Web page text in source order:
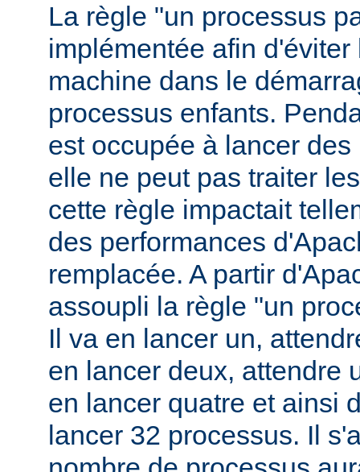
La règle "un processus
implémentée afin
machine dans le
processus enfants.
est occupée à lancer
elle ne peut pas traiter
cette règle impactait
des performances
remplacée. A partir
assoupli la règle "un
Il va en lancer un,
en lancer deux, attendre
en lancer quatre et ainsi
lancer 32 processus. Il